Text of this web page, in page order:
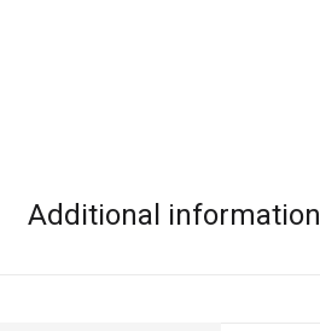
Additional information